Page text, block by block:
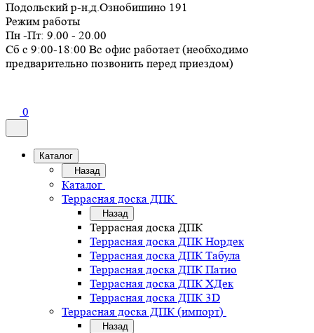
Подольский р-н,д.Ознобишино 191
Режим работы
Пн -Пт: 9.00 - 20.00
Сб с 9:00-18:00 Вс офис работает (необходимо
предварительно позвонить перед приездом)
0
Каталог
Назад
Каталог
Террасная доска ДПК
Назад
Террасная доска ДПК
Террасная доска ДПК Нордек
Террасная доска ДПК Табула
Террасная доска ДПК Патио
Террасная доска ДПК ХДек
Террасная доска ДПК 3D
Террасная доска ДПК (импорт)
Назад